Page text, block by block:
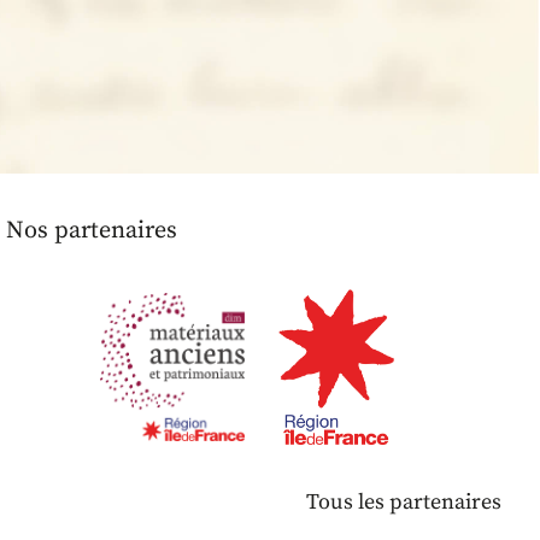
Nos partenaires
Tous les partenaires